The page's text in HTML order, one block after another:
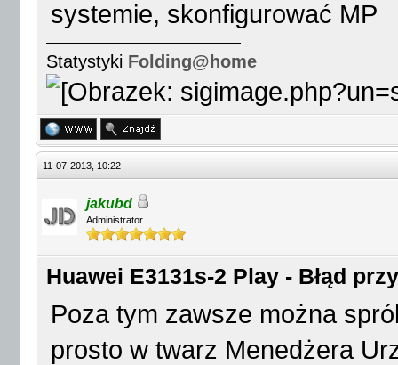
systemie, skonfigurować MP
Statystyki Folding@home
11-07-2013, 10:22
jakubd
Administrator
Huawei E3131s-2 Play - Błąd
Poza tym zawsze można
prosto w twarz Menedżera